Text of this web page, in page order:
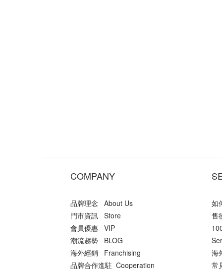
COMPANY
品牌理念 About Us
門市資訊 Store
會員優惠 VIP
潮流趨勢 BLOG
海外經銷 Franchising
品牌合作進駐 Cooperation
如
售
海
常